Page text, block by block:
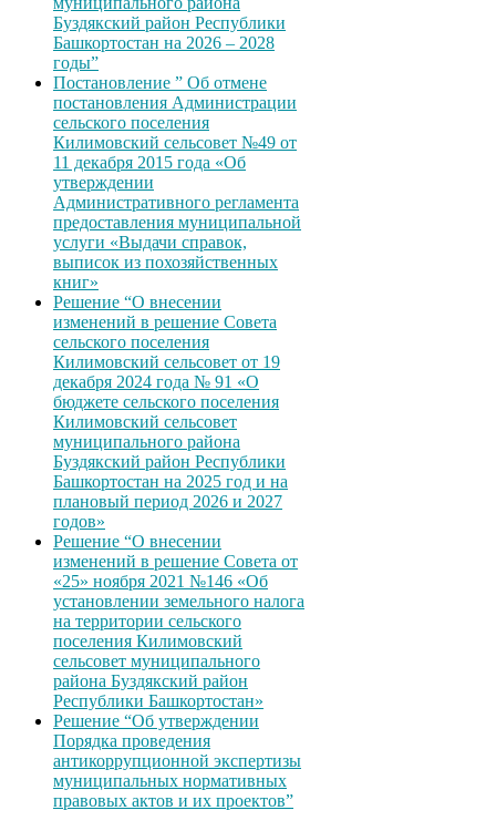
Буздякский район Республики
Башкортостан на 2026 – 2028
годы”
Постановление ” Об отмене
постановления Администрации
сельского поселения
Килимовский сельсовет №49 от
11 декабря 2015 года «Об
утверждении
Административного регламента
предоставления муниципальной
услуги «Выдачи справок,
выписок из похозяйственных
книг»
Решение “О внесении
изменений в решение Совета
сельского поселения
Килимовский сельсовет от 19
декабря 2024 года № 91 «О
бюджете сельского поселения
Килимовский сельсовет
муниципального района
Буздякский район Республики
Башкортостан на 2025 год и на
плановый период 2026 и 2027
годов»
Решение “О внесении
изменений в решение Совета от
«25» ноября 2021 №146 «Об
установлении земельного налога
на территории сельского
поселения Килимовский
сельсовет муниципального
района Буздякский район
Республики Башкортостан»
Решение “Об утверждении
Порядка проведения
антикоррупционной экспертизы
муниципальных нормативных
правовых актов и их проектов”